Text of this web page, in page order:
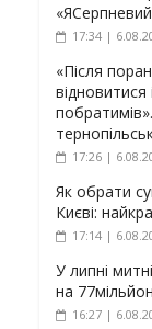
17:34 |
«Після
17:26 |
Як обрати
Києві:
17:14 |
У липні
на
16:27 |